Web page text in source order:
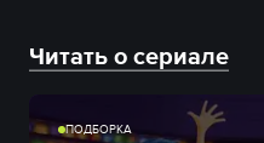
Читать о сериале
ПОДБОРКА